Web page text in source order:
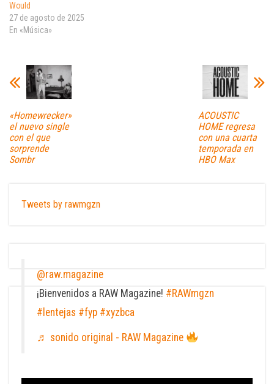
Would
27 de agosto de 2025
En «Música»
«Homewrecker»
el nuevo single
con el que
sorprende
Sombr
ACOUSTIC
HOME regresa
con una cuarta
temporada en
HBO Max
Tweets by rawmgzn
@raw.magazine
¡Bienvenidos a RAW Magazine! #RAWmgzn
#lentejas #fyp #xyzbca
♬ sonido original - RAW Magazine